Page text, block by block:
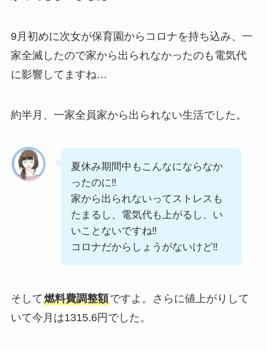
9月初めに次女が保育園からコロナを持ち込み、一
家全滅したので家から出られなかったのも電気代
に影響してますね…
約半月、一家全員家から出られない生活でした。
夏休み期間中もこんなにならなか
ったのに‼
家から出られないってストレスも
たまるし、電気代も上がるし、い
いことないですね‼
コロナだからしょうがないけど‼
そして燃料費調整額ですよ。さらに値上がりして
いて今月は1315.6円でした。